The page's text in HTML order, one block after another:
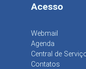
Acesso
Webmail
Agenda
Central de
Contatos